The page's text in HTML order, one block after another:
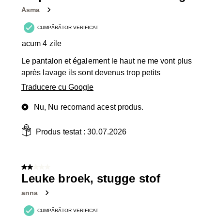
Asma
CUMPĂRĂTOR VERIFICAT
acum 4 zile
Le pantalon et également le haut ne me vont plus
après lavage ils sont devenus trop petits
Traducere cu Google
Nu, Nu recomand acest produs.
Produs testat :30.07.2026
2 din 5 stele.
Leuke broek, stugge stof
anna
CUMPĂRĂTOR VERIFICAT